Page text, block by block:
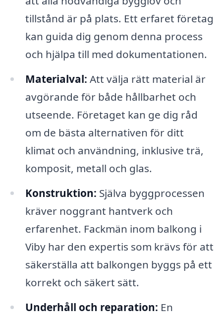
tillstånd är på plats. Ett erfaret företag
kan guida dig genom denna process
och hjälpa till med dokumentationen.
Materialval: Att välja rätt material är
avgörande för både hållbarhet och
utseende. Företaget kan ge dig råd
om de bästa alternativen för ditt
klimat och användning, inklusive trä,
komposit, metall och glas.
Konstruktion: Själva byggprocessen
kräver noggrant hantverk och
erfarenhet. Fackmän inom balkong i
Viby har den expertis som krävs för att
säkerställa att balkongen byggs på ett
korrekt och säkert sätt.
Underhåll och reparation: En